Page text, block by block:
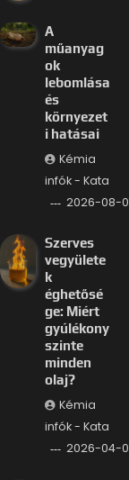
A
műanyag
ok
lebomlása
és
környezet
i hatásai
Kémia
infók - Kata
2026-08-
Szerves
vegyülete
k
éghetősé
ge: Miért
gyúlékony
szinte
minden
olaj?
Kémia
infók - Kata
2026-04-